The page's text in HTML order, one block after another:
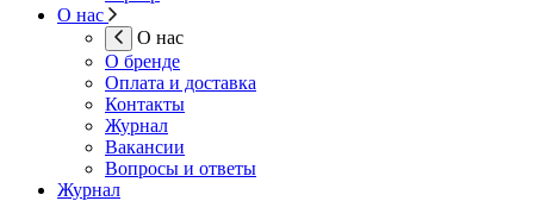
О нас
О нас
О бренде
Оплата и доставка
Контакты
Журнал
Вакансии
Вопросы и ответы
Журнал